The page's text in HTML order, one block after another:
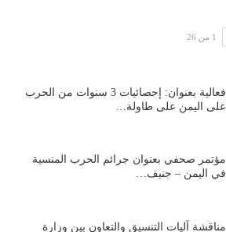
1 من 26
فعالية بعنوان: إحصائيات 3 سنوات من الحرب
على اليمن على طاولة…
مؤتمر صحفي بعنوان جرائم الحرب المنسية
في اليمن – جنيف…
مناقشة آليات التنسيق والتعاون بين وزارة